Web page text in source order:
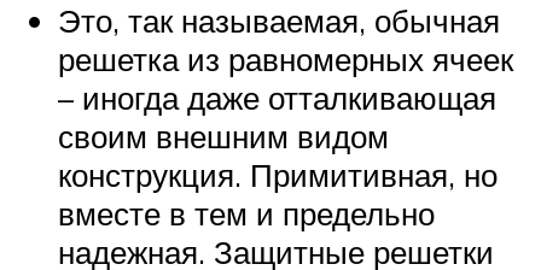
Это, так называемая, обычная
решетка из равномерных ячеек
– иногда даже отталкивающая
своим внешним видом
конструкция. Примитивная, но
вместе в тем и предельно
надежная. Защитные решетки